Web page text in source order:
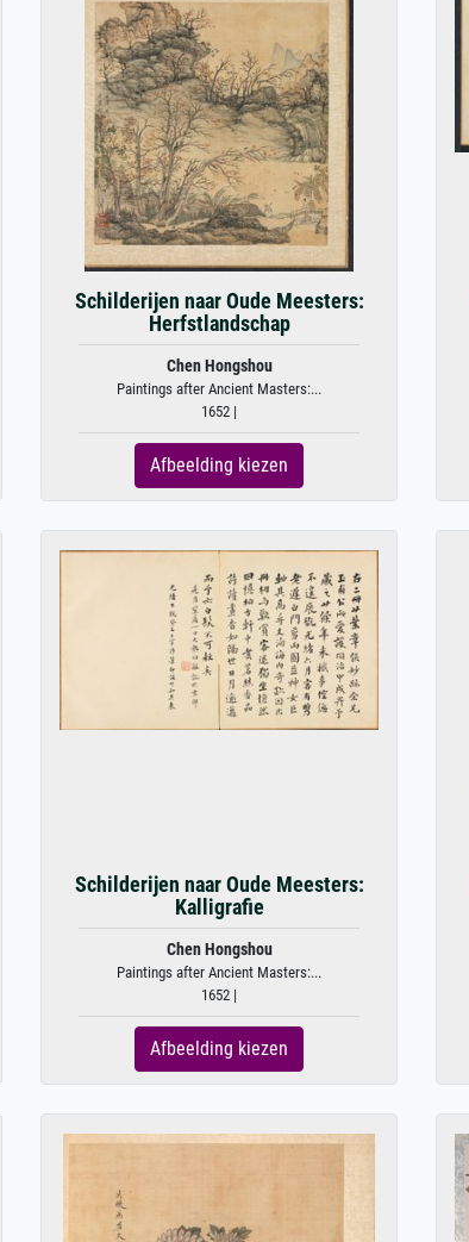
Schilderijen naar Oude Meesters:
Herfstlandschap
Chen Hongshou
Paintings after Ancient Masters:...
1652 |
Afbeelding kiezen
Schilderijen naar Oude Meesters:
Kalligrafie
Chen Hongshou
Paintings after Ancient Masters:...
1652 |
Afbeelding kiezen